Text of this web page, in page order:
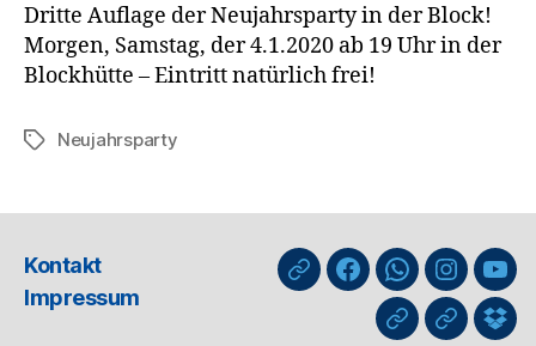
Dritte Auflage der Neujahrsparty in der Block!
Morgen, Samstag, der 4.1.2020 ab 19 Uhr in der
Blockhütte – Eintritt natürlich frei!
Schlagwörter
Neujahrsparty
Kontakt
Impressum
nuLigaFacebookWhatsApp-
Kanal
GIPHYThreads